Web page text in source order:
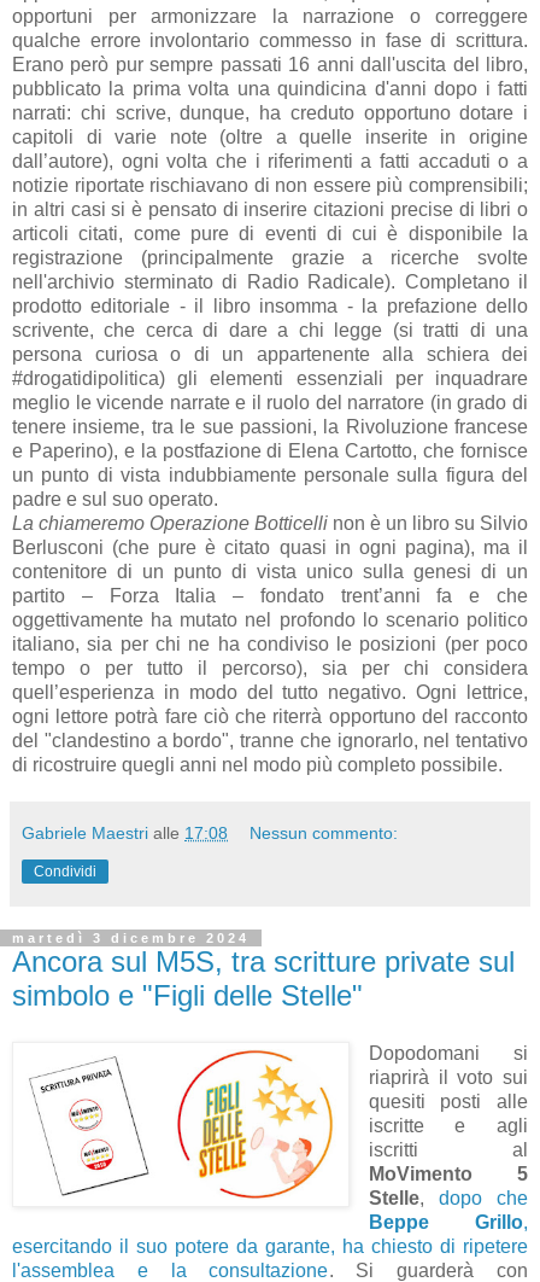
opportuni per armonizzare la narrazione o correggere
qualche errore involontario commesso in fase di scrittura.
Erano però pur sempre passati 16 anni dall'uscita del libro,
pubblicato la prima volta una quindicina d'anni dopo i fatti
narrati: chi scrive, dunque, ha creduto opportuno dotare i
capitoli di varie note (oltre a quelle inserite in origine
dall’autore), ogni volta che i riferimenti a fatti accaduti o a
notizie riportate rischiavano di non essere più comprensibili;
in altri casi si è pensato di inserire citazioni precise di libri o
articoli citati, come pure di eventi di cui è disponibile la
registrazione (principalmente grazie a ricerche svolte
nell'archivio sterminato di Radio Radicale). Completano il
prodotto editoriale - il libro insomma - la prefazione dello
scrivente, che cerca di dare a chi legge (si tratti di una
persona curiosa o di un appartenente alla schiera dei
#drogatidipolitica) gli elementi essenziali per inquadrare
meglio le vicende narrate e il ruolo del narratore (in grado di
tenere insieme, tra le sue passioni, la Rivoluzione francese
e Paperino), e la postfazione di Elena Cartotto, che fornisce
un punto di vista indubbiamente personale sulla figura del
padre e sul suo operato.
La chiameremo Operazione Botticelli non è un libro su Silvio
Berlusconi (che pure è citato quasi in ogni pagina), ma il
contenitore di un punto di vista unico sulla genesi di un
partito – Forza Italia – fondato trent’anni fa e che
oggettivamente ha mutato nel profondo lo scenario politico
italiano, sia per chi ne ha condiviso le posizioni (per poco
tempo o per tutto il percorso), sia per chi considera
quell’esperienza in modo del tutto negativo. Ogni lettrice,
ogni lettore potrà fare ciò che riterrà opportuno del racconto
del "clandestino a bordo", tranne che ignorarlo, nel tentativo
di ricostruire quegli anni nel modo più completo possibile.
Gabriele Maestri alle 17:08 Nessun commento:
Condividi
martedì 3 dicembre 2024
Ancora sul M5S, tra scritture private sul
simbolo e "Figli delle Stelle"
Dopodomani si
riaprirà il voto sui
quesiti posti alle
iscritte e agli
iscritti al
MoVimento 5
Stelle, dopo che
Beppe Grillo,
esercitando il suo potere da garante, ha chiesto di ripetere
l'assemblea e la consultazione. Si guarderà con